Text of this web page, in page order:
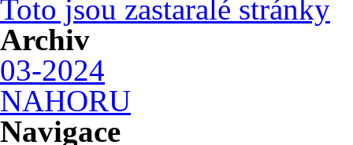
Toto jsou zastaralé stránky
Archiv
03-2024
NAHORU
Navigace